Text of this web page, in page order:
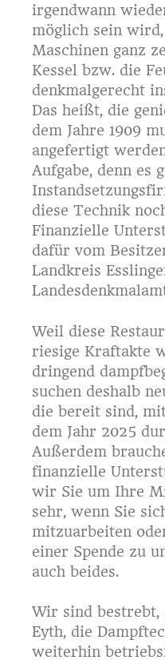
irgendwann
möglich sein
Maschinen ganz
Kessel bzw. die
denkmalgerecht
Das heißt, die
dem Jahre 1909
angefertigt
Aufgabe, denn es
diese Technik
Finanzielle
dafür vom
Landkreis
Weil diese
riesige Kraftakte
dringend
suchen deshalb
die bereit sind,
dem Jahr 2025
Außerdem
finanzielle
wir Sie um Ihre
sehr, wenn Sie
mitzuarbeiten
einer Spende zu
auch beides.
Wir sind bestrebt,
Eyth, die
weiterhin